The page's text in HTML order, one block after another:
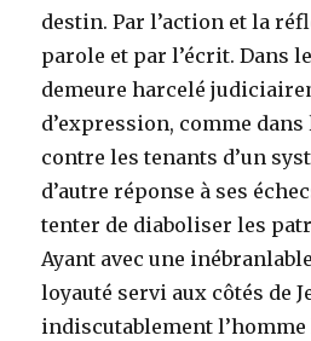
destin. Par l’action et la
parole et par l’écrit. Dans
demeure harcelé
d’expression, comme
contre les tenants d’un
d’autre réponse à ses
tenter de diaboliser les
Ayant avec une
loyauté servi aux côtés de
indiscutablement